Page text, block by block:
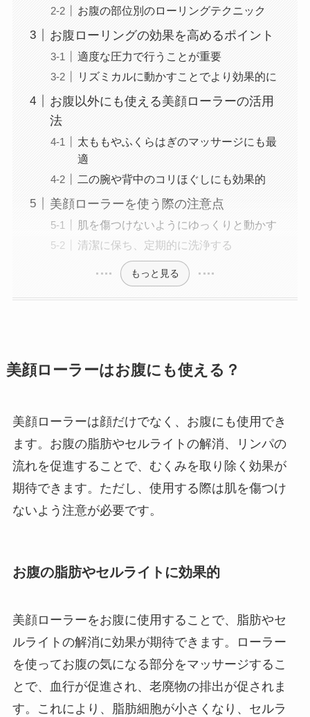
お腹の部位別のローリングテクニック
お腹ローリングの効果を高めるポイント
適度な圧力で行うことが重要
リズミカルに動かすことでより効果的に
お腹以外にも使える美顔ローラーの活用
法
太ももやふくらはぎのマッサージにも最
適
二の腕や背中のコリほぐしにも効果的
美顔ローラーを使う際の注意点
肌を傷つけないようにゆっくりと動かす
清潔に保ち、定期的に洗浄する
もっと見る
美顔ローラーはお腹にも使える？
美顔ローラーは顔だけでなく、お腹にも使用でき
ます。お腹の脂肪やセルライトの解消、リンパの
流れを促進することで、むくみを取り除く効果が
期待できます。ただし、使用する際は肌を傷つけ
ないよう注意が必要です。
お腹の脂肪やセルライトに効果的
美顔ローラーをお腹に使用することで、脂肪やセ
ルライトの解消に効果が期待できます。ローラー
を使ってお腹の気になる部分をマッサージするこ
とで、血行が促進され、老廃物の排出が促されま
す。これにより、脂肪細胞が小さくなり、セルラ